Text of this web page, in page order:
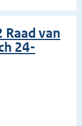
Raad van
24-